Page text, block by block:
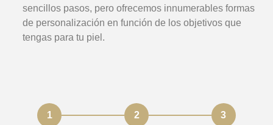
sencillos pasos, pero ofrecemos innumerables formas
de personalización en función de los objetivos que
tengas para tu piel.
1 2 3